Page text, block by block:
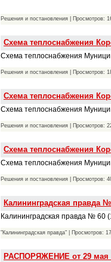
Решения и постановления | Просмотров:
Схема теплоснабжения
Схема теплоснабжения
Решения и постановления | Просмотров:
Схема теплоснабжения
Схема теплоснабжения
Решения и постановления | Просмотров:
Схема теплоснабжения
Схема теплоснабжения
Решения и постановления | Просмотров:
Калининградская правда
Калининградская правда № 60
"Калининградская правда" | Просмотров:
РАСПОРЯЖЕНИЕ от 29 мая